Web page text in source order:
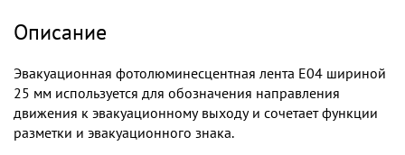
Описание
Эвакуационная фотолюминесцентная лента E04 шириной
25 мм используется для обозначения направления
движения к эвакуационному выходу и сочетает функции
разметки и эвакуационного знака.